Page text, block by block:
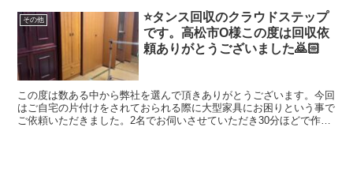
考え安心安全な不用品回収、資産整理、生前整理の会社を目指してい
ます。建物解体のクラウドも運営していますのでどんなご相談でも幅
広く対応出来ますのでよろしくお願いします。
その他
⭐️タンス回収のクラウドステップ
です。高松市O様この度は回収依
頼ありがとうございました🙇🏻
この度は数ある中から弊社を選んで頂きありがとうございます。今回
はご自宅の片付けをされておられる際に大型家具にお困りという事で
ご依頼いただきました。2名でお伺いさせていただき30分ほどで作業